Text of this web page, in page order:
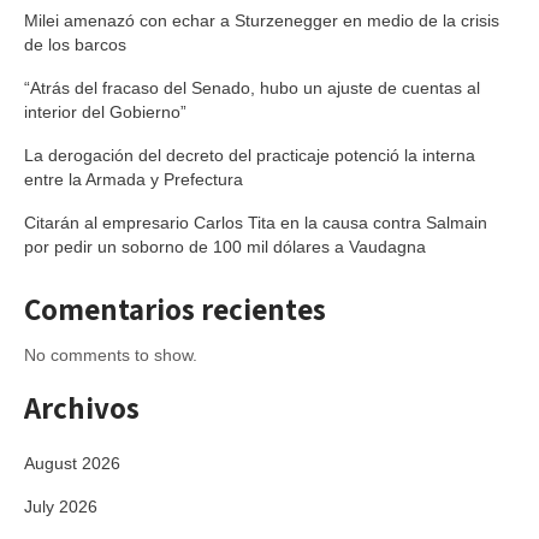
Milei amenazó con echar a Sturzenegger en medio de la crisis
de los barcos
“Atrás del fracaso del Senado, hubo un ajuste de cuentas al
interior del Gobierno”
La derogación del decreto del practicaje potenció la interna
entre la Armada y Prefectura
Citarán al empresario Carlos Tita en la causa contra Salmain
por pedir un soborno de 100 mil dólares a Vaudagna
Comentarios recientes
No comments to show.
Archivos
August 2026
July 2026